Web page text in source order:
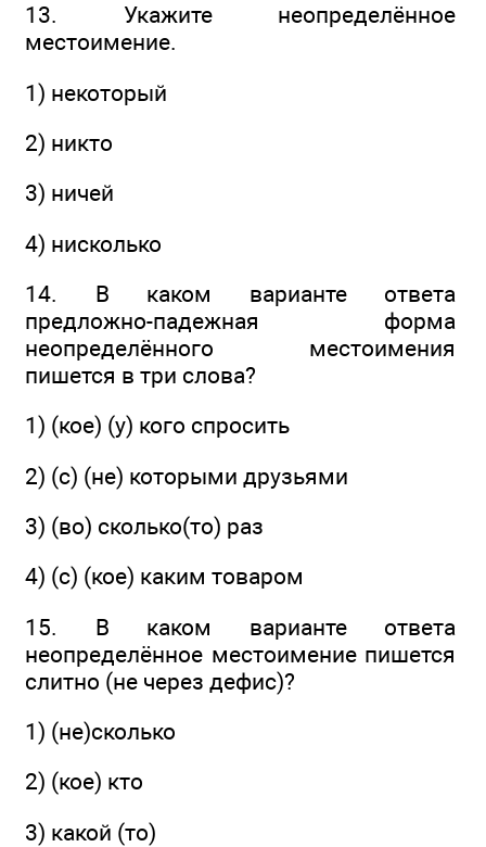
13. Укажите неопределённое
местоимение.
1) некоторый
2) никто
3) ничей
4) нисколько
14. В каком варианте ответа
предложно-падежная форма
неопределённого местоимения
пишется в три слова?
1) (кое) (у) кого спросить
2) (с) (не) которыми друзьями
3) (во) сколько(то) раз
4) (с) (кое) каким товаром
15. В каком варианте ответа
неопределённое местоимение пишется
слитно (не через дефис)?
1) (не)сколько
2) (кое) кто
3) какой (то)